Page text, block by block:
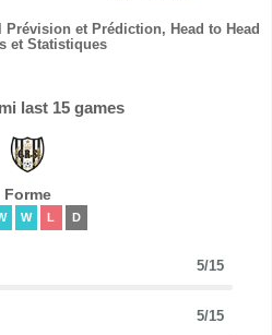
et Prédiction, Head to Head
et Statistiques
last 15 games
Forme
W L D
5/15
5/15